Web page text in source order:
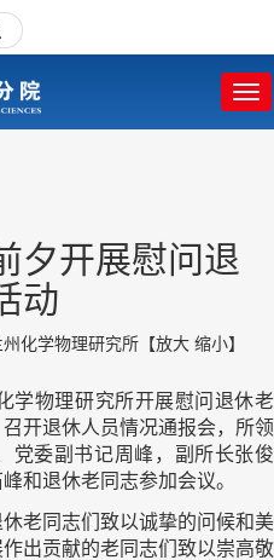
夕开展慰问退
动
化学物理研究所 【放大 缩小】
学物理研究所开展慰问退休老
开退休人员情况通报会，所领
党委副书记周峰，副所长张俊
和退休老同志参加会议。
老同志们致以诚挚的问候和美
出贡献的老同志们致以崇高敬